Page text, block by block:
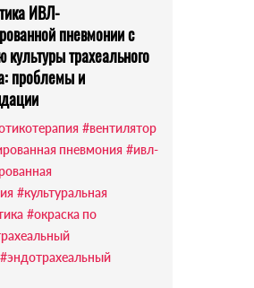
ИВЛ-
пневмонии с
трахеального
проблемы и
#вентилятор
пневмония #ивл-
#культуральная
#окраска по
#эндотрахеальный